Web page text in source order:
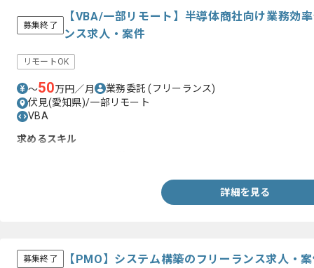
募集終了
【VBA/一部リモート】半導体商社向け業務効
ンス求人・案件
リモートOK
〜50万円／月 業務委託(フリーランス)
伏見(愛知県)/一部リモート
VBA
求めるスキル
詳細を見る
募集終了 【PMO】システム構築のフリーランス求人・